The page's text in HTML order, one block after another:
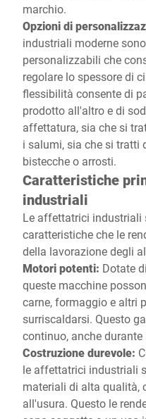
marchio.
Opzioni di
industriali moderne
personalizzabili che
regolare lo spessore di
flessibilità consente di
prodotto all'altro e di
affettatura, sia che si
i salumi, sia che si tratti
bistecche o arrosti.
Caratteristiche
industriali
Le affettatrici industriali
caratteristiche che le
della lavorazione degli
Motori potenti: Dotate
queste macchine
carne, formaggio e altri
surriscaldarsi. Questo
continuo, anche
Costruzione durevole:
le affettatrici industriali
materiali di alta qualità,
all'usura. Questo le